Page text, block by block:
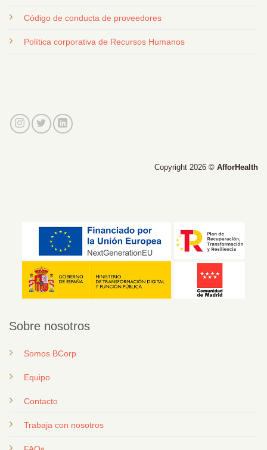
Código de conducta de proveedores
Política corporativa de Recursos Humanos
Copyright 2026 © AfforHealth
Sobre nosotros
Somos BCorp
Equipo
Contacto
Trabaja con nosotros